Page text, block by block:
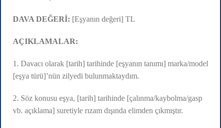
DAVA DEĞERİ: [Eşyanın değeri] TL
AÇIKLAMALAR:
1. Davacı olarak [tarih] tarihinde [eşyanın tanımı] marka/model
[eşya türü]’nün zilyedi bulunmaktaydım.
2. Söz konusu eşya, [tarih] tarihinde [çalınma/kaybolma/gasp
vb. açıklama] suretiyle rızam dışında elimden çıkmıştır.